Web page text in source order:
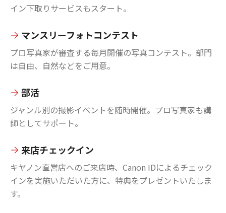
イン下取りサービスもスタート。
マンスリーフォトコンテスト
プロ写真家が審査する毎月開催の写真コンテスト。部門
は自由、自然などをご用意。
部活
ジャンル別の撮影イベントを随時開催。プロ写真家も講
師としてサポート。
来店チェックイン
キヤノン直営店へのご来店時、Canon IDによるチェック
インを実施いただいた方に、特典をプレゼントいたしま
す。